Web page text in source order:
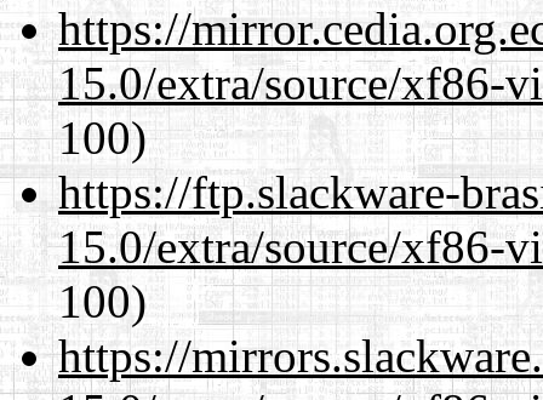
https://
15.0/extra/source/xf86-
100)
https://ftp.slackware-
15.0/extra/source/xf86-
100)
https://